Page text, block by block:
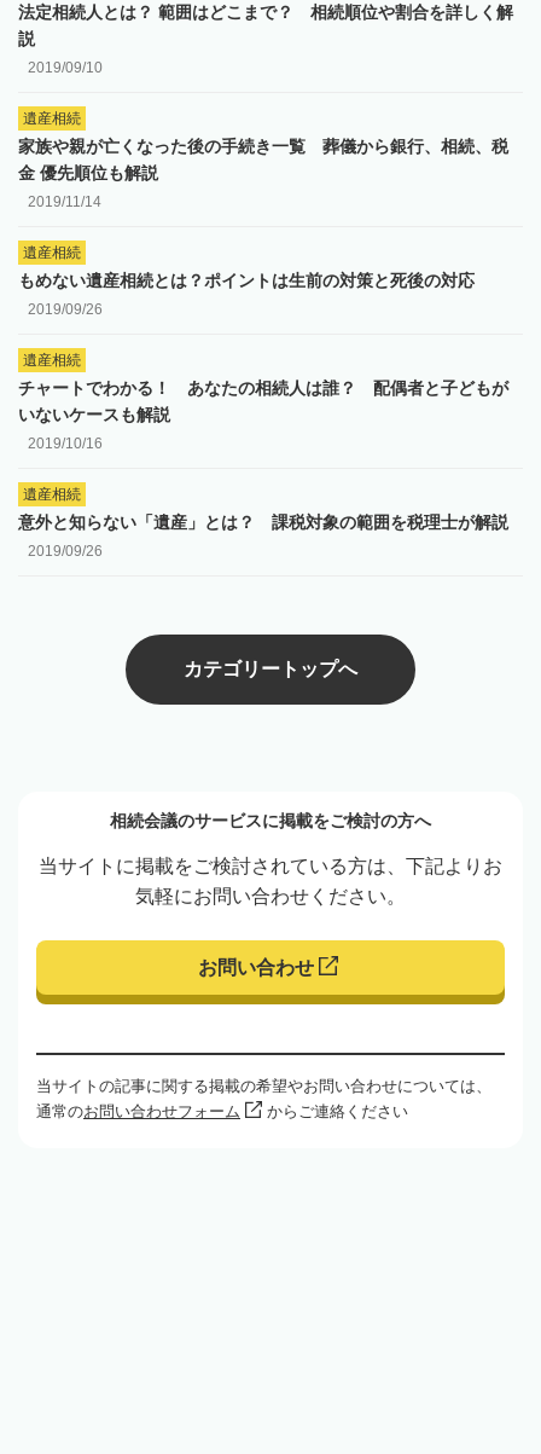
法定相続人とは？ 範囲はどこまで？ 相続順位や割合を詳しく解
説
2019/09/10
遺産相続
家族や親が亡くなった後の手続き一覧 葬儀から銀行、相続、税
金 優先順位も解説
2019/11/14
遺産相続
もめない遺産相続とは？ポイントは生前の対策と死後の対応
2019/09/26
遺産相続
チャートでわかる！ あなたの相続人は誰？ 配偶者と子どもが
いないケースも解説
2019/10/16
遺産相続
意外と知らない「遺産」とは？ 課税対象の範囲を税理士が解説
2019/09/26
カテゴリートップへ
相続会議のサービスに掲載をご検討の方へ
当サイトに掲載をご検討されている方は、下記よりお
気軽にお問い合わせください。
お問い合わせ
当サイトの記事に関する掲載の希望やお問い合わせについては、
通常のお問い合わせフォーム からご連絡ください